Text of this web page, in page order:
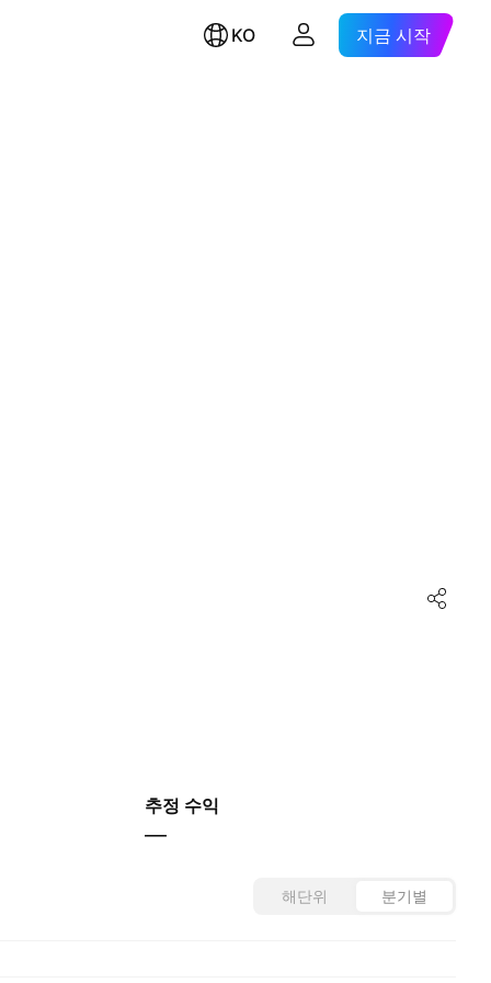
KO 지금 시작
추정 수익
—
해단위 분기별